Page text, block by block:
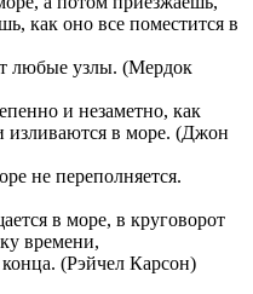
как оно все поместится в
любые узлы. (Мердок
и незаметно, как
изливаются в море. (Джон
не переполняется.
в море, в круговорот
времени,
(Рэйчел Карсон)